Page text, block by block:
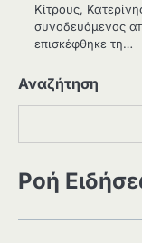
Κίτρους,
συνοδευόμενος
επισκέφθηκε τη…
Αναζήτηση
Ροή